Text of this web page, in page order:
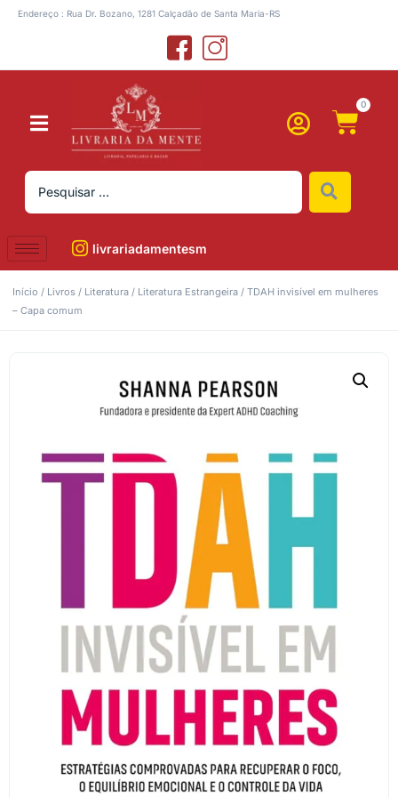
Endereço : Rua Dr. Bozano, 1281 Calçadão de Santa Maria-RS
0
livrariadamentesm
Início / Livros / Literatura / Literatura Estrangeira / TDAH invisível em mulheres
– Capa comum